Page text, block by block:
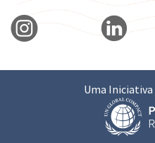
Uma